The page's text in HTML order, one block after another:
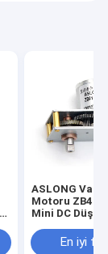
ASLONG Vana
Motoru
Mini DC Düşük
Metal Dişli 6V
DİŞLİ MOTOR
En iyi